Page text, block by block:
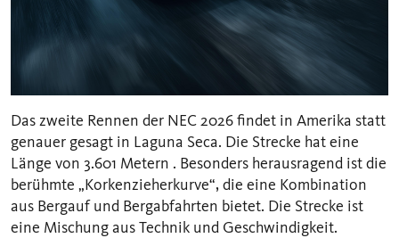
Das zweite Rennen der NEC 2026 findet in Amerika statt
genauer gesagt in Laguna Seca. Die Strecke hat eine
Länge von 3.601 Metern . Besonders herausragend ist die
berühmte „Korkenzieherkurve“, die eine Kombination
aus Bergauf und Bergabfahrten bietet. Die Strecke ist
eine Mischung aus Technik und Geschwindigkeit.